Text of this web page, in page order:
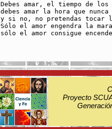
Debes amar, el tiempo de
debes amar la hora que
y si no, no pretendas tocar
Sólo el amor engendra la
sólo el amor consigue
Proyecto